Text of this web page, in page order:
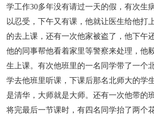
学工作30多年没有请过一天的假，有次生
以忍受，下午又有课，他就让医生给他打
的去上课，还有一次他家被盗了，他下午
他的同事帮他看着家里等警察来处理，他
生上课。有次他班里的一名同学带了一个
学去他班里听课，下课后那名北师大的学
是清华，大师就是大师。还有一次他带的
将完最后一节课时，有四名同学抬了两个